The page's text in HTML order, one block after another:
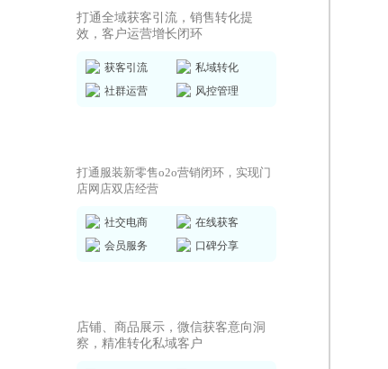
打通全域获客引流，销售转化提
效，客户运营增长闭环
获客引流
私域转化
社群运营
风控管理
打通服装新零售o2o营销闭环，实现门
店网店双店经营
社交电商
在线获客
会员服务
口碑分享
店铺、商品展示，微信获客意向洞
察，精准转化私域客户